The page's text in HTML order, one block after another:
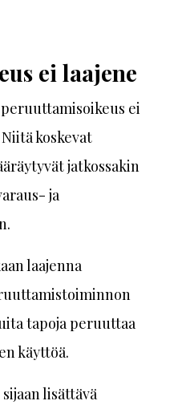
ei laajene
ei
koskevat
jatkossakin
ja
laajenna
tapoja peruuttaa
käyttöä.
lisättävä